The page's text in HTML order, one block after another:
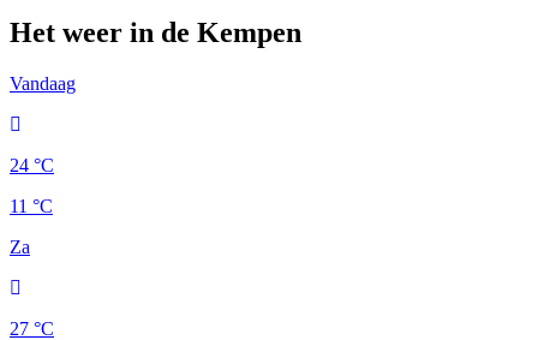
Het weer in de Kempen
Vandaag
24 °C
11 °C
Za
27 °C